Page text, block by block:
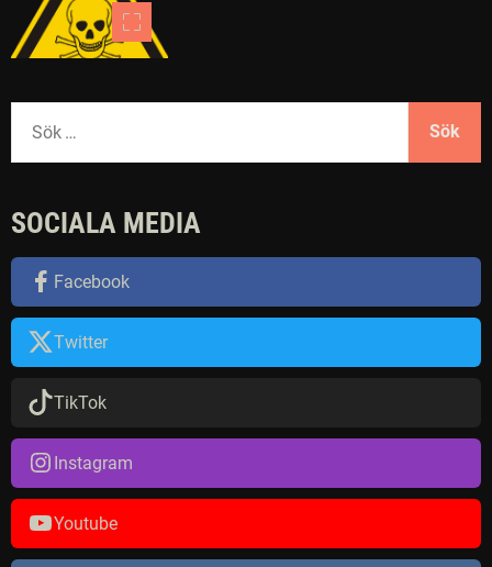
k
f
t
r
SOCIALA MEDIA
Facebook
Twitter
TikTok
Instagram
Youtube